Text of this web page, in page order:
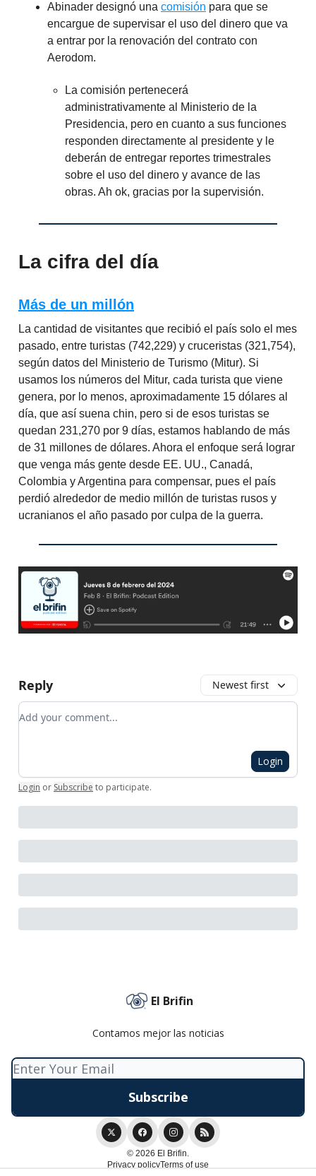
Abinader designó una comisión para que se
encargue de supervisar el uso del dinero que va
a entrar por la renovación del contrato con
Aerodom.
La comisión pertenecerá
administrativamente al Ministerio de la
Presidencia, pero en cuanto a sus funciones
responden directamente al presidente y le
deberán de entregar reportes trimestrales
sobre el uso del dinero y avance de las
obras. Ah ok, gracias por la supervisión.
La cifra del día
Más de un millón
La cantidad de visitantes que recibió el país solo el mes
pasado, entre turistas (742,229) y cruceristas (321,754),
según datos del Ministerio de Turismo (Mitur). Si
usamos los números del Mitur, cada turista que viene
genera, por lo menos, aproximadamente 15 dólares al
día, que así suena chin, pero si de esos turistas se
quedan 231,270 por 9 días, estamos hablando de más
de 31 millones de dólares. Ahora el enfoque será lograr
que venga más gente desde EE. UU., Canadá,
Colombia y Argentina para compensar, pues el país
perdió alrededor de medio millón de turistas rusos y
ucranianos el año pasado por culpa de la guerra.
Reply Newest first
Add your comment
Login
Login or Subscribe to participate.
El Brifin
Contamos mejor las noticias
© 2026 El Brifin.
Privacy policyTerms of use